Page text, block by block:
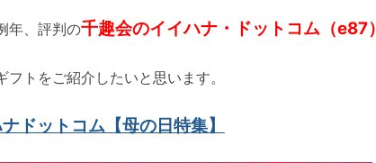
年、評判の千趣会のイイハナ・ドットコム（e87）
フトをご紹介したいと思います。
ドットコム【母の日特集】